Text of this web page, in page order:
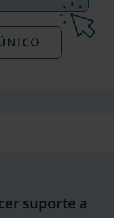
suporte a